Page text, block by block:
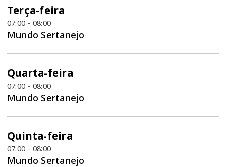
Terça-feira
07:00 - 08:00
Mundo Sertanejo
Quarta-feira
07:00 - 08:00
Mundo Sertanejo
Quinta-feira
07:00 - 08:00
Mundo Sertanejo